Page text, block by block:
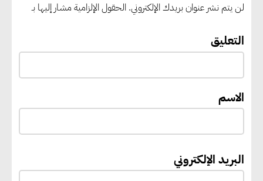
لن يتم نشر عنوان بريدك الإلكتروني. الحقول الإلزامية مشار إليها بـ
التعليق
الاسم
البريد الإلكتروني
يعمل على تطوير موقعه الإلكتروني
إيفل تستثمر ما يصل إلى 130
“بي إس آر” في مشروعات الطاقة